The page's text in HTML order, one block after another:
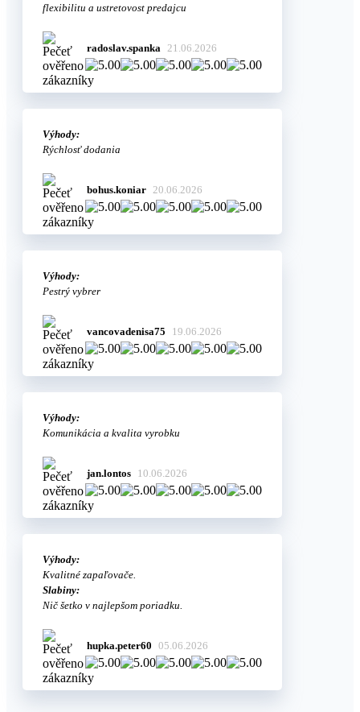
flexibilitu a ustretovost predajcu
radoslav.spanka 21.06.2026
Výhody:
Rýchlosť dodania
bohus.koniar 20.06.2026
Výhody:
Pestrý vybrer
vancovadenisa75 19.06.2026
Výhody:
Komunikácia a kvalita vyrobku
jan.lontos 10.06.2026
Výhody:
Kvalitné zapaľovače.
Slabiny:
Nič šetko v najlepšom poriadku.
hupka.peter60 05.06.2026